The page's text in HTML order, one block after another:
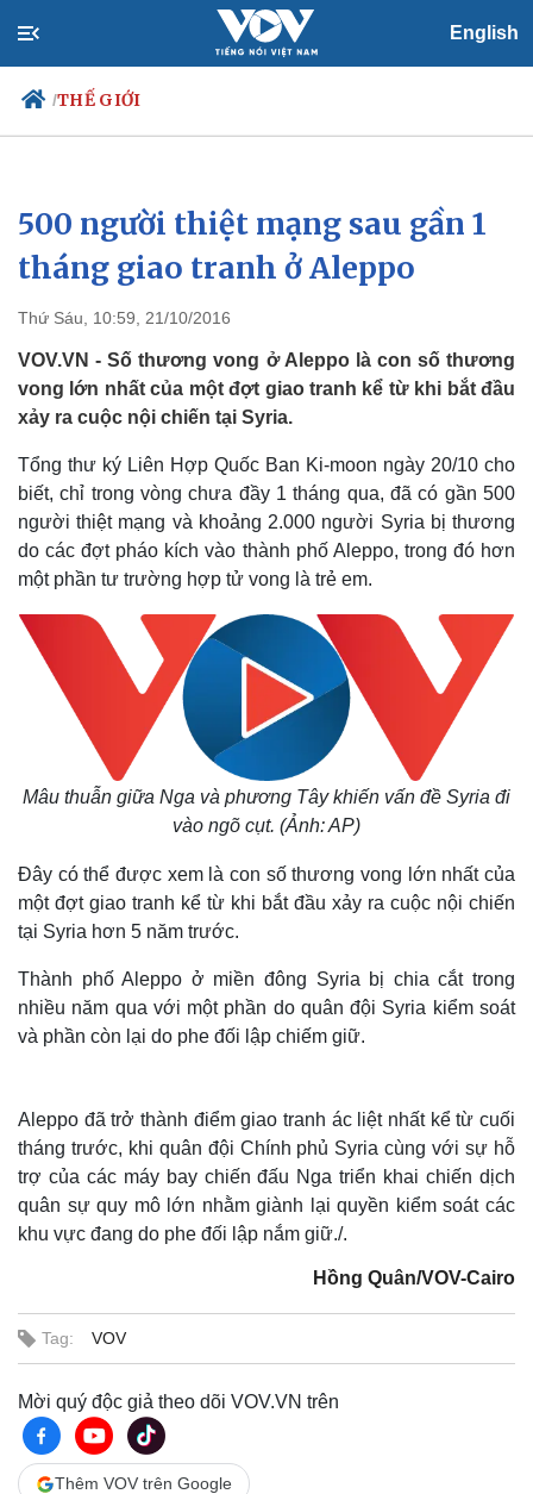
English
/THẾ GIỚI
Chính trị
Đảng
Tổ chức nhân sự
Nhận diện sự thật
Xã hội
Tin 24h
Dự báo thời tiết
Việc làm
Biển đảo
500 người thiệt mạng sau gần 1
tháng giao tranh ở Aleppo
Thứ Sáu, 10:59, 21/10/2016
VOV.VN - Số thương vong ở Aleppo là con số thương
vong lớn nhất của một đợt giao tranh kể từ khi bắt đầu
xảy ra cuộc nội chiến tại Syria.
Tổng thư ký Liên Hợp Quốc Ban Ki-moon ngày 20/10 cho
biết, chỉ trong vòng chưa đầy 1 tháng qua, đã có gần 500
người thiệt mạng và khoảng 2.000 người Syria bị thương
do các đợt pháo kích vào thành phố Aleppo, trong đó hơn
một phần tư trường hợp tử vong là trẻ em.
Mâu thuẫn giữa Nga và phương Tây khiến vấn đề Syria đi
vào ngõ cụt. (Ảnh: AP)
Đây có thể được xem là con số thương vong lớn nhất của
một đợt giao tranh kể từ khi bắt đầu xảy ra cuộc nội chiến
tại Syria hơn 5 năm trước.
Thành phố Aleppo ở miền đông Syria bị chia cắt trong
nhiều năm qua với một phần do quân đội Syria kiểm soát
và phần còn lại do phe đối lập chiếm giữ.
Aleppo đã trở thành điểm giao tranh ác liệt nhất kể từ cuối
tháng trước, khi quân đội Chính phủ Syria cùng với sự hỗ
trợ của các máy bay chiến đấu Nga triển khai chiến dịch
quân sự quy mô lớn nhằm giành lại quyền kiểm soát các
khu vực đang do phe đối lập nắm giữ./.
Hồng Quân/VOV-Cairo
Tag: VOV
Mời quý độc giả theo dõi VOV.VN trên
Thêm VOV trên Google